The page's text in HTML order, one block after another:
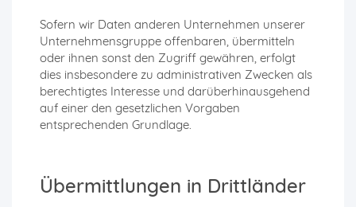
Sofern wir Daten anderen Unternehmen unserer
Unternehmensgruppe offenbaren, übermitteln
oder ihnen sonst den Zugriff gewähren, erfolgt
dies insbesondere zu administrativen Zwecken als
berechtigtes Interesse und darüberhinausgehend
auf einer den gesetzlichen Vorgaben
entsprechenden Grundlage.
Übermittlungen in Drittländer